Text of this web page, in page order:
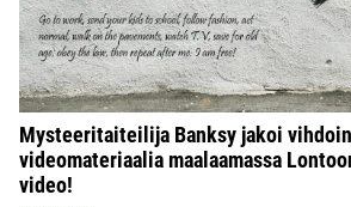
Mysteeritaiteilija Banksy jakoi
videomateriaalia maalaamassa
video!